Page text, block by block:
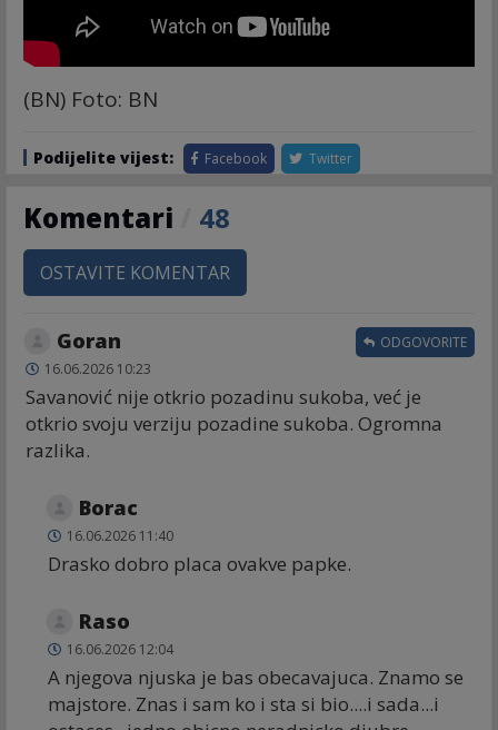
(BN) Foto: BN
Podijelite vijest: Facebook Twitter
Komentari 48
OSTAVITE KOMENTAR
Goran
16.06.2026 10:23
Savanović nije otkrio pozadinu sukoba, već je
otkrio svoju verziju pozadine sukoba. Ogromna
razlika.
ODGOVORITE
Borac
16.06.2026 11:40
Drasko dobro placa ovakve papke.
Raso
16.06.2026 12:04
A njegova njuska je bas obecavajuca. Znamo se
majstore. Znas i sam ko i sta si bio....i sada...i